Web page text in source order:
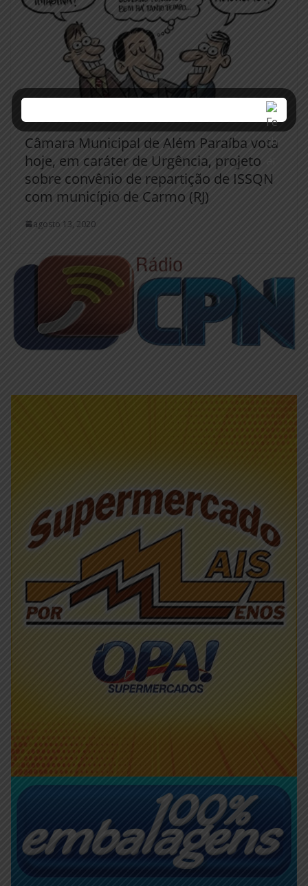
Câmara Municipal de Além Paraíba vota
hoje, em caráter de Urgência, projeto
sobre convênio de repartição de ISSQN
com município de Carmo (RJ)
agosto 13, 2020